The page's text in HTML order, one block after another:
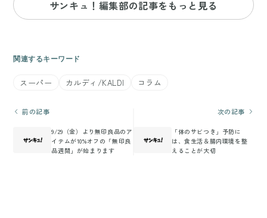
サンキュ！編集部の記事をもっと見る
関連するキーワード
スーパー カルディ/KALDI コラム
前の記事
9/29（金）より無印良品のア
イテムが10%オフの「無印良
品週間」が始まります
次の記事
「体のサビつき」予防に
は、食生活＆腸内環境を整
えることが大切